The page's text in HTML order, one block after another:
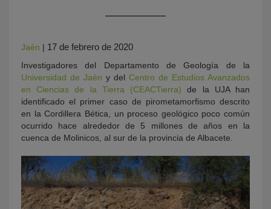
Jaén | 17 de febrero de 2020
Investigadores del Departamento de Geología de la
Universidad de Jaén y del Centro de Estudios Avanzados
en Ciencias de la Tierra (CEACTierra) de la UJA han
identificado el primer caso de pirometamorfismo descrito
en la Cordillera Bética, un proceso geológico poco común
ocurrido hace alrededor de 5 millones de años en la
cuenca de Molinicos, al sur de la provincia de Albacete.